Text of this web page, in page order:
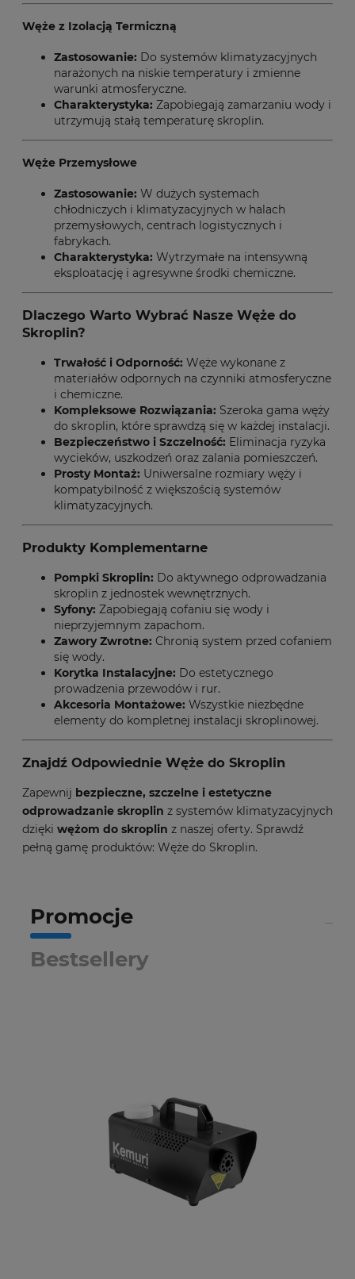
Węże z Izolacją Termiczną
Zastosowanie: Do systemów klimatyzacyjnych
narażonych na niskie temperatury i zmienne
warunki atmosferyczne.
Charakterystyka: Zapobiegają zamarzaniu wody i
utrzymują stałą temperaturę skroplin.
Węże Przemysłowe
Zastosowanie: W dużych systemach
chłodniczych i klimatyzacyjnych w halach
przemysłowych, centrach logistycznych i
fabrykach.
Charakterystyka: Wytrzymałe na intensywną
eksploatację i agresywne środki chemiczne.
Dlaczego Warto Wybrać Nasze Węże do
Skroplin?
Trwałość i Odporność: Węże wykonane z
materiałów odpornych na czynniki atmosferyczne
i chemiczne.
Kompleksowe Rozwiązania: Szeroka gama węży
do skroplin, które sprawdzą się w każdej instalacji.
Bezpieczeństwo i Szczelność: Eliminacja ryzyka
wycieków, uszkodzeń oraz zalania pomieszczeń.
Prosty Montaż: Uniwersalne rozmiary węży i
kompatybilność z większością systemów
klimatyzacyjnych.
Produkty Komplementarne
Pompki Skroplin: Do aktywnego odprowadzania
skroplin z jednostek wewnętrznych.
Syfony: Zapobiegają cofaniu się wody i
nieprzyjemnym zapachom.
Zawory Zwrotne: Chronią system przed cofaniem
się wody.
Korytka Instalacyjne: Do estetycznego
prowadzenia przewodów i rur.
Akcesoria Montażowe: Wszystkie niezbędne
elementy do kompletnej instalacji skroplinowej.
Znajdź Odpowiednie Węże do Skroplin
Zapewnij bezpieczne, szczelne i estetyczne
odprowadzanie skroplin z systemów klimatyzacyjnych
dzięki wężom do skroplin z naszej oferty. Sprawdź
pełną gamę produktów: Węże do Skroplin.
Promocje
Bestsellery